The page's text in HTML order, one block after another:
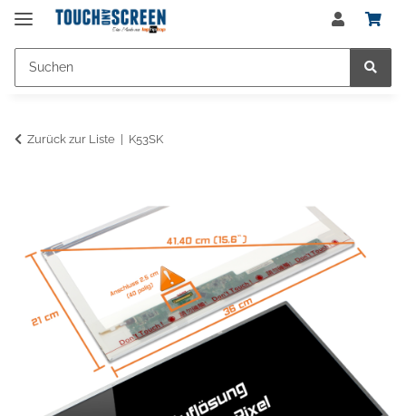
Zurück zur Liste K53SK